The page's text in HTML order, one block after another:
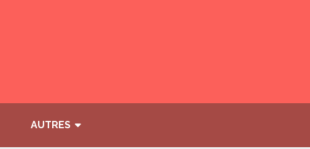
AUTRES